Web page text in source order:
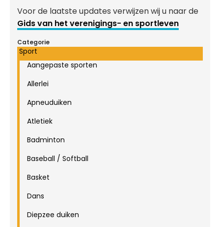
Voor de laatste updates verwijzen wij u naar de
Gids van het verenigings- en sportleven
Categorie
Sport
Aangepaste sporten
Allerlei
Apneuduiken
Atletiek
Badminton
Baseball / Softball
Basket
Dans
Diepzee duiken